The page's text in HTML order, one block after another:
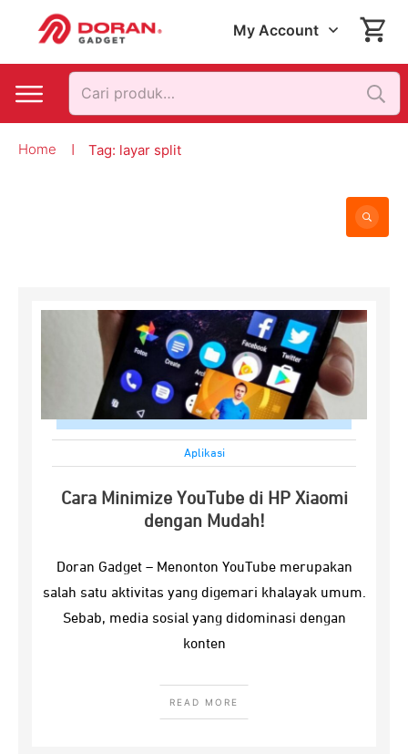
My Account
Home Tag: layar split
Aplikasi
Cara Minimize YouTube di HP Xiaomi
dengan Mudah!
Doran Gadget – Menonton YouTube merupakan
salah satu aktivitas yang digemari khalayak umum.
Sebab, media sosial yang didominasi dengan
konten
READ MORE